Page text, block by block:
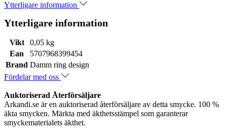
Ytterligare information
Ytterligare information
Vikt
0,05 kg
Ean
5707968399454
Brand Damm ring design
Fördelar med oss
Auktoriserad Återförsäljare
Arkandi.se är en auktoriserad återförsäljare av detta smycke. 100 %
äkta smycken. Märkta med äkthetsstämpel som garanterar
smyckematerialets äkthet.